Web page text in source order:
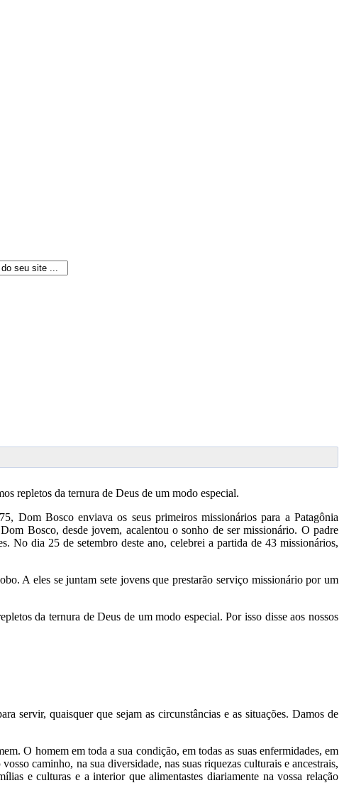
repletos da ternura de Deus de um modo especial.
Dom Bosco enviava os seus primeiros missionários para a Patagônia
Bosco, desde jovem, acalentou o sonho de ser missionário. O padre
No dia 25 de setembro deste ano, celebrei a partida de 43 missionários,
A eles se juntam sete jovens que prestarão serviço missionário por um
da ternura de Deus de um modo especial. Por isso disse aos nossos
servir, quaisquer que sejam as circunstâncias e as situações. Damos de
O homem em toda a sua condição, em todas as suas enfermidades, em
caminho, na sua diversidade, nas suas riquezas culturais e ancestrais,
e culturas e a interior que alimentastes diariamente na vossa relação